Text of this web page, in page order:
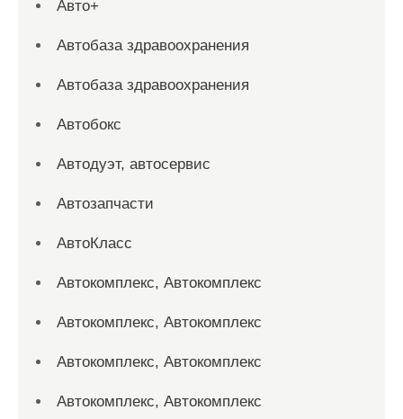
Авто+
Автобаза здравоохранения
Автобаза здравоохранения
Автобокс
Автодуэт, автосервис
Автозапчасти
АвтоКласс
Автокомплекс, Автокомплекс
Автокомплекс, Автокомплекс
Автокомплекс, Автокомплекс
Автокомплекс, Автокомплекс